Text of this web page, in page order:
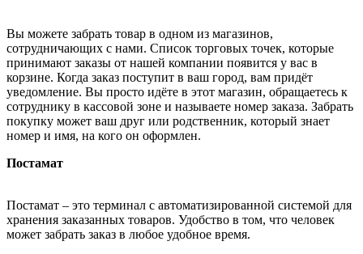
Вы можете забрать товар в одном из магазинов,
сотрудничающих с нами. Список торговых точек, которые
принимают заказы от нашей компании появится у вас в
корзине. Когда заказ поступит в ваш город, вам придёт
уведомление. Вы просто идёте в этот магазин, обращаетесь к
сотруднику в кассовой зоне и называете номер заказа. Забрать
покупку может ваш друг или родственник, который знает
номер и имя, на кого он оформлен.
Постамат
Постамат – это терминал с автоматизированной системой для
хранения заказанных товаров. Удобство в том, что человек
может забрать заказ в любое удобное время.